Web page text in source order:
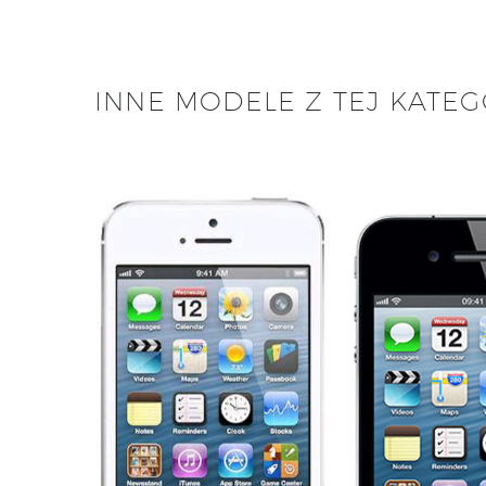
INNE MODELE Z TEJ